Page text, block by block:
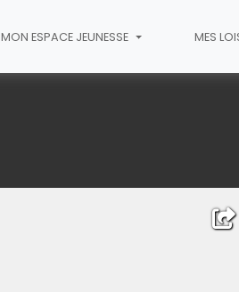
MON ESPACE JEUNESSE MES